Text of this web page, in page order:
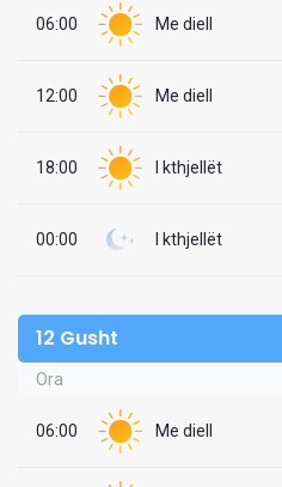
06:00 Me diell
12:00 Me diell
18:00 I kthjellët
00:00 I kthjellët
12 Gusht
Ora
06:00 Me diell